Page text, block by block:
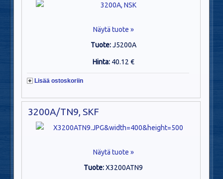
Näytä tuote »
Tuote:J5200A
Hinta: 40.12 €
Lisää ostoskoriin
3200A/TN9, SKF
Näytä tuote »
Tuote:X3200ATN9